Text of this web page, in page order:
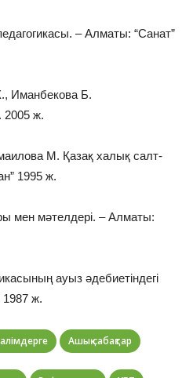
– Алматы: “Санат”
Иманбекова Б.
2005 ж.
М. Қазақ халық салт-
1995 ж.
мен мәтелдерi. – Алматы:
ауыз әдебиетiндегi
1987 ж.
Ашық сабақтар